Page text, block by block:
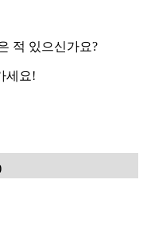
적 있으신가요?
세요!